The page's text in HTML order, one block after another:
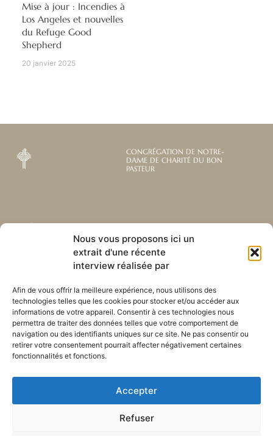
Nous vous proposons ici un
extrait d'une récente
interview réalisée par
Afin de vous offrir la meilleure expérience, nous utilisons des
technologies telles que les cookies pour stocker et/ou accéder aux
informations de votre appareil. Consentir à ces technologies nous
permettra de traiter des données telles que votre comportement de
navigation ou des identifiants uniques sur ce site. Ne pas consentir ou
retirer votre consentement pourrait affecter négativement certaines
fonctionnalités et fonctions.
Accepter
Refuser
Mise à jour : Incendies à
Los Angeles et nouvelles
du Refuge Good
Shepherd
20 janvier 2025
CONGRÉGATION DE NOTRE-
DAME DE CHARITÉ DU BON
PASTEUR
Abonnez-vous à notre
newsletter mensuelle
Recevez les dernières nouvelles
nos ministères à travers le monde.
S'ABONNER
Liens utiles
Envoyez-nous votre
Plan du site
POLITIQUE DE CONFIDENTIALITÉ